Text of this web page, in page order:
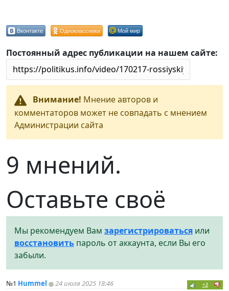
Вконтакте Одноклассники Мой мир
Постоянный адрес публикации на нашем сайте:
Внимание! Мнение авторов и
комментаторов может не совпадать с мнением
Администрации сайта
9 мнений.
Оставьте своё
Мы рекомендуем Вам зарегистрироваться или
восстановить пароль от аккаунта, если Вы его
забыли.
№1 Hummel 24 июля 2025 18:46 +2